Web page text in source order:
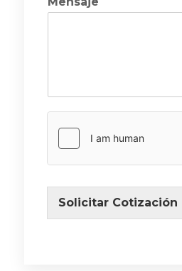
Solicitar Cotización